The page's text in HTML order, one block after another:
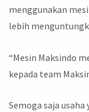
menggunakan
lebih
“Mesin Maksindo
kepada team
Semoga saja